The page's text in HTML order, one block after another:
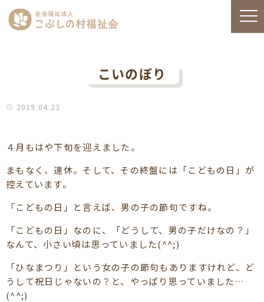
こいのぼり
2019.04.23
４月もはや下旬を迎えました。
まもなく、連休。そして、その終盤には「こどもの日」が
控えています。
「こどもの日」と言えば、男の子の節句ですね。
「こどもの日」なのに、「どうして、男の子だけなの？」
なんて、小さい頃は思っていました(^^;)
「ひなまつり」という女の子の節句もありますけれど、ど
うして祝日じゃないの？と、やっぱり思っていました…
(^^;)